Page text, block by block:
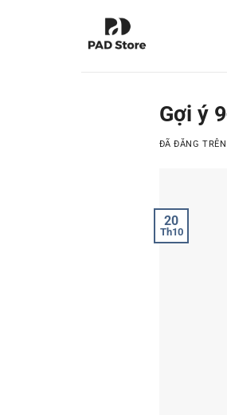
Gợi ý
ĐÃ ĐĂNG TRÊN
20
Th10